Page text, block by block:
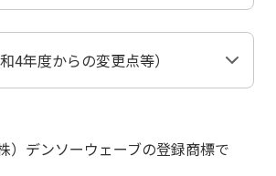
4年度からの変更点等）
）デンソーウェーブの登録商標で